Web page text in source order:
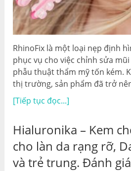
RhinoFix là một loại nẹp định
phục vụ cho việc chỉnh sửa
phẫu thuật thẩm mỹ tốn kém.
thị trường, sản phẩm đã trở
[Tiếp tục đọc...]
Hialuronika – Kem
cho làn da rạng rỡ,
và trẻ trung. Đánh